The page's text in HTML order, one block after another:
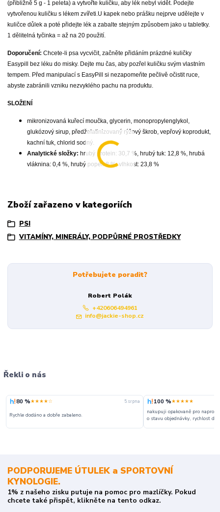
(přibližně 5 g - 1 peleta) a vytvořte kuličku, aby lék nebyl vidět. Podejte
vytvořenou kuličku s lékem zvířeti.U kapek nebo prášku nejprve udělejte v
kuličce důlek a poté přidejte lék a zabalte stejným způsobem jako u tabletky.
1 dělitelná tyčinka = až na 20 použití.
Doporučení: Chcete-li psa vycvičit, začněte přidáním prázdné kuličky
Easypill bez léku do misky. Dejte mu čas, aby pozřel kuličku svým vlastním
tempem. Před manipulací s EasyPill si nezapomeňte pečlivě očistit ruce,
abyste zabránili vzniku nezvyklého pachu na produktu.
SLOŽENÍ
mikronizovaná kuřecí moučka, glycerin, monopropylenglykol,
glukózový sirup, předželatinizovaný rýžový škrob, vepřový koprodukt,
kachní tuk, chlorid sodný.
Analytické složky: hrubý protein: 30,7 %, hrubý tuk: 12,8 %, hrubá
vláknina: 0,4 %, hrubý popel: 8 %, vlhkost: 23,8 %
Zboží zařazeno v kategoriích
PSI
VITAMÍNY, MINERÁLY, PODPŮRNÉ PROSTŘEDKY
Potřebujete poradit?
Robert Polák
+420606494961
info@jackie-shop.cz
Řekli o nás
80 %★★★★☆ 5. srpna
Rychle dodáno a dobře zabaleno.
100 %★★★★★
nakupuji opakovaně pro
o stavu objednávky, rychlost
PODPORUJEME ÚTULEK a SPORTOVNÍ
KYNOLOGIE.
1% z našeho zisku putuje na pomoc pro mazlíčky. Pokud
chcete také přispět, klikněte na tento odkaz.